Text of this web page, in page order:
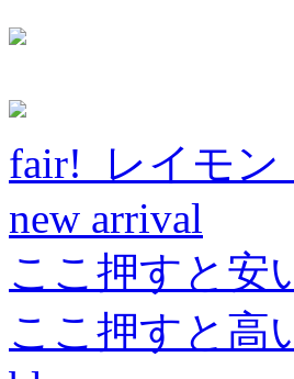
fair! レイモン
new arrival
ここ押すと安
ここ押すと高